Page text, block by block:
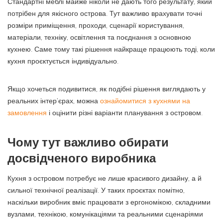
Стандартні меблі майже ніколи не дають того результату, який
потрібен для якісного острова. Тут важливо врахувати точні
розміри приміщення, проходи, сценарії користування,
матеріали, техніку, освітлення та поєднання з основною
кухнею. Саме тому такі рішення найкраще працюють тоді, коли
кухня проєктується індивідуально.
Якщо хочеться подивитися, як подібні рішення виглядають у
реальних інтер’єрах, можна ознайомитися з кухнями на
замовлення і оцінити різні варіанти планування з островом.
Чому тут важливо обирати
досвідченого виробника
Кухня з островом потребує не лише красивого дизайну, а й
сильної технічної реалізації. У таких проєктах помітно,
наскільки виробник вміє працювати з ергономікою, складними
вузлами, технікою, комунікаціями та реальними сценаріями